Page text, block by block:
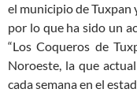
el municipio de Tuxpan
por lo que ha sido un
“Los Coqueros de
Noroeste, la que
cada semana en el